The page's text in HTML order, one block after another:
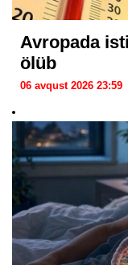
Avropada
ölüb
06 avqust 2026 23:59